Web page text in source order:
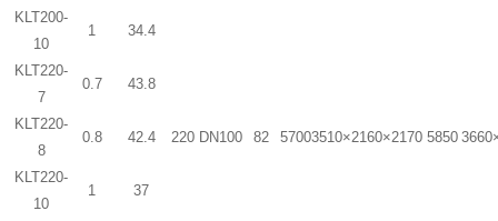
KLT200-
10
1 34.4
KLT220-
7
0.7 43.8
220 DN100 82 57003510×2160×2170 5850
KLT220-
8
0.8 42.4
KLT220-
10
1 37